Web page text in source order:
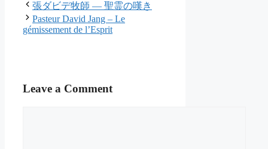
張ダビデ牧師 ― 聖霊の嘆き
Pasteur David Jang – Le
gémissement de l’Esprit
Leave a Comment